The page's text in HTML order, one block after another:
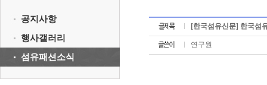
공지사항
행사갤러리
섬유패션소식
[한국섬유신문] 한국섬
연구원